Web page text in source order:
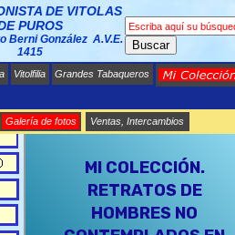
DE VITOLAS
PUROS
Berni González A.V.E.
1415
Buscar
Vitolfilia Grandes Tabaqueros
Galería de fotos Ventas, Intercambios